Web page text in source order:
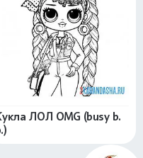
ЛОЛ OMG (busy b.